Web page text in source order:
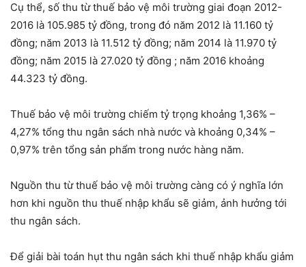
Cụ thể, số thu từ thuế bảo vệ môi trường giai đoạn 2012-
2016 là 105.985 tỷ đồng, trong đó năm 2012 là 11.160 tỷ
đồng; năm 2013 là 11.512 tỷ đồng; năm 2014 là 11.970 tỷ
đồng; năm 2015 là 27.020 tỷ đồng ; năm 2016 khoảng
44.323 tỷ đồng.
Thuế bảo vệ môi trường chiếm tỷ trọng khoảng 1,36% –
4,27% tổng thu ngân sách nhà nước và khoảng 0,34% –
0,97% trên tổng sản phẩm trong nước hàng năm.
Nguồn thu từ thuế bảo vệ môi trường càng có ý nghĩa lớn
hơn khi nguồn thu thuế nhập khẩu sẽ giảm, ảnh hưởng tới
thu ngân sách.
Để giải bài toán hụt thu ngân sách khi thuế nhập khẩu giảm